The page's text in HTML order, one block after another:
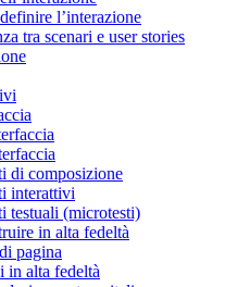
l’interazione
tra scenari e user stories
di composizione
interattivi
testuali (microtesti)
in alta fedeltà
pagina
in alta fedeltà